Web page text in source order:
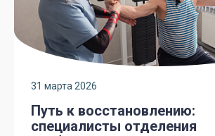
31 марта 2026
Путь к восстановлению:
специалисты отделения